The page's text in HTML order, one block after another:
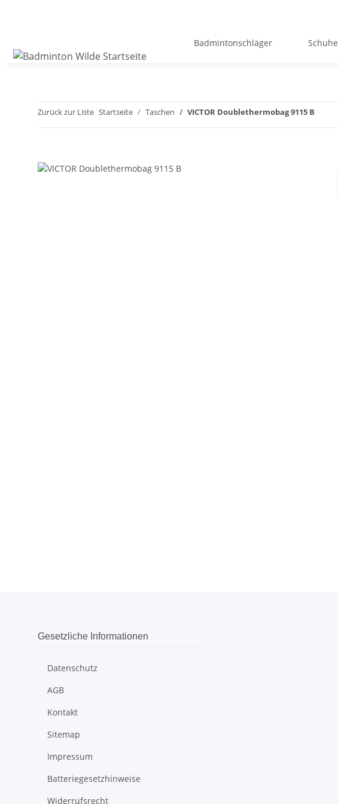
Badmintonschläger Schuhe
Zurück zur Liste Startseite Taschen VICTOR Doublethermobag 9115 B
Gesetzliche Informationen
Datenschutz
AGB
Kontakt
Sitemap
Impressum
Batteriegesetzhinweise
Widerrufsrecht